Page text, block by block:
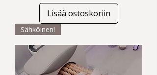
Lisää ostoskoriin
Sähköinen!